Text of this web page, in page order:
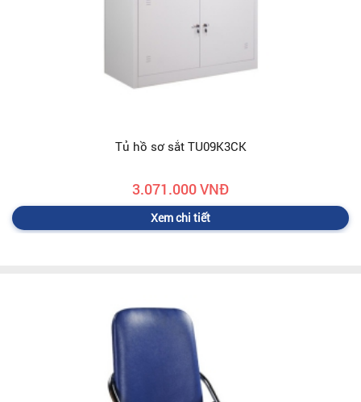
Tủ hồ sơ sắt TU09K3CK
3.071.000 VNĐ
Xem chi tiết